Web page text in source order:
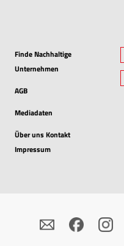
Finde Nachhaltige
Unternehmen
AGB
Mediadaten
Über uns Kontakt
Impressum